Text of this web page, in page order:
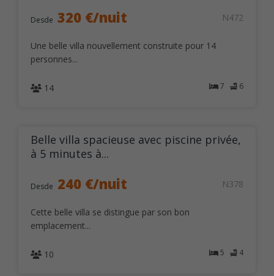
Desde 320 €/nuit N472
Une belle villa nouvellement construite pour 14
personnes...
7 6
14
Belle villa spacieuse avec piscine privée,
à 5 minutes à...
Desde 240 €/nuit N378
Cette belle villa se distingue par son bon
emplacement...
5 4
10